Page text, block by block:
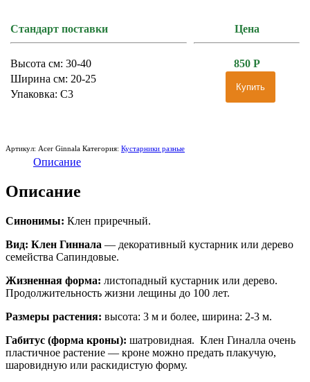
Стандарт поставки Цена
Высота см: 30-40
Ширина см: 20-25
Упаковка: С3
850 Р
Купить
Артикул: Acer Ginnala Категория: Кустарники разные
Описание
Описание
Синонимы: Клен приречный.
Вид: Клен Гиннала — декоративный кустарник или дерево
семейства Сапиндовые.
Жизненная форма: листопадный кустарник или дерево.
Продолжительность жизни лещины до 100 лет.
Размеры растения: высота: 3 м и более, ширина: 2-3 м.
Габитус (форма кроны): шатровидная. Клен Гиналла очень
пластичное растение — кроне можно предать плакучую,
шаровидную или раскидистую форму.